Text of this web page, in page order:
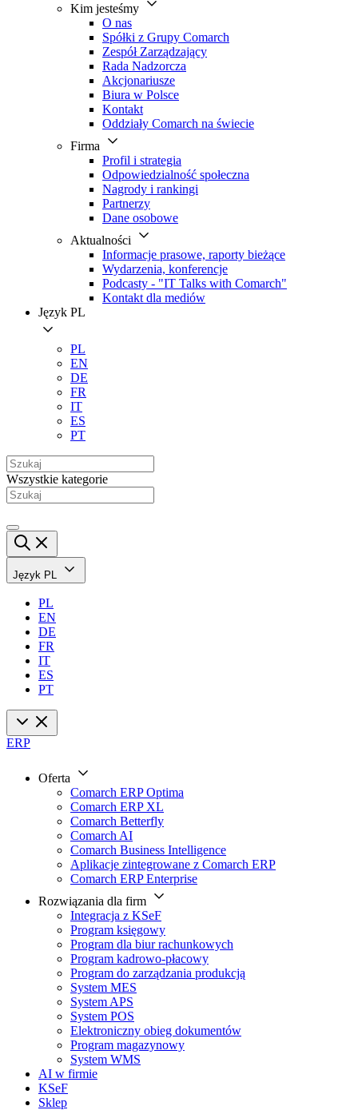
Kim jesteśmy
O nas
Spółki z Grupy Comarch
Zespół Zarządzający
Rada Nadzorcza
Akcjonariusze
Biura w Polsce
Kontakt
Oddziały Comarch na świecie
Firma
Profil i strategia
Odpowiedzialność społeczna
Nagrody i rankingi
Partnerzy
Dane osobowe
Aktualności
Informacje prasowe, raporty bieżące
Wydarzenia, konferencje
Podcasty - "IT Talks with Comarch"
Kontakt dla mediów
Język PL
PL
EN
DE
FR
IT
ES
PT
Wszystkie kategorie
Język PL
PL
EN
DE
FR
IT
ES
PT
ERP
Oferta
Comarch ERP Optima
Comarch ERP XL
Comarch Betterfly
Comarch AI
Comarch Business Intelligence
Aplikacje zintegrowane z Comarch ERP
Comarch ERP Enterprise
Rozwiązania dla firm
Integracja z KSeF
Program księgowy
Program dla biur rachunkowych
Program kadrowo-płacowy
Program do zarządzania produkcją
System MES
System APS
System POS
Elektroniczny obieg dokumentów
Program magazynowy
System WMS
AI w firmie
KSeF
Sklep